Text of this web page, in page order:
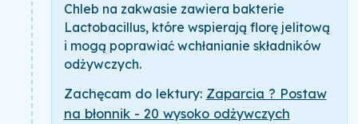
Chleb na zakwasie zawiera bakterie
Lactobacillus, które wspierają florę jelitową
i mogą poprawiać wchłanianie składników
odżywczych.
Zachęcam do lektury: Zaparcia ? Postaw
na błonnik - 20 wysoko odżywczych